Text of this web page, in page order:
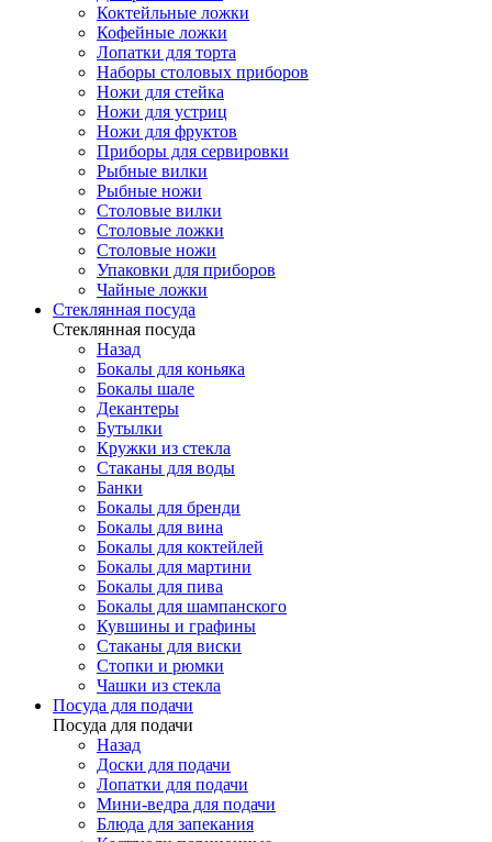
Коктейльные ложки
Кофейные ложки
Лопатки для торта
Наборы столовых приборов
Ножи для стейка
Ножи для устриц
Ножи для фруктов
Приборы для сервировки
Рыбные вилки
Рыбные ножи
Столовые вилки
Столовые ложки
Столовые ножи
Упаковки для приборов
Чайные ложки
Стеклянная посуда
Стеклянная посуда
Назад
Бокалы для коньяка
Бокалы шале
Декантеры
Бутылки
Кружки из стекла
Стаканы для воды
Банки
Бокалы для бренди
Бокалы для вина
Бокалы для коктейлей
Бокалы для мартини
Бокалы для пива
Бокалы для шампанского
Кувшины и графины
Стаканы для виски
Стопки и рюмки
Чашки из стекла
Посуда для подачи
Посуда для подачи
Назад
Доски для подачи
Лопатки для подачи
Мини-ведра для подачи
Блюда для запекания